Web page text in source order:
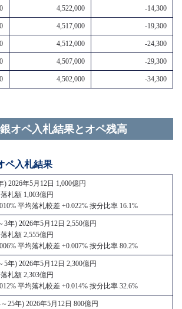
4,522,000 -14,300
4,517,000 -19,300
4,512,000 -24,300
4,507,000 -29,300
4,502,000 -34,300
オペ入札結果とオペ残高
ペ入札結果
2026年5月12日 1,000億円
札額 1,003億円
平均落札較差 +0.022% 按分比率 16.1%
年) 2026年5月12日 2,550億円
札額 2,555億円
平均落札較差 +0.007% 按分比率 80.2%
年) 2026年5月12日 2,300億円
札額 2,303億円
平均落札較差 +0.014% 按分比率 32.6%
25年) 2026年5月12日 800億円